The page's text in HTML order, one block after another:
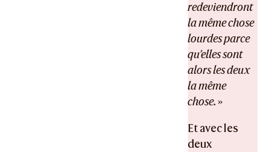
redeviendront
la même chose
lourdes parce
qu’elles sont
alors les deux
la même
chose.»
Et avec les
deux